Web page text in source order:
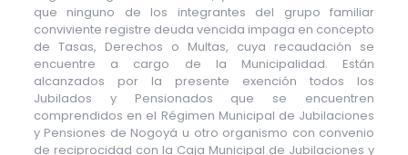
que ninguno de los integrantes del grupo familiar
conviviente registre deuda vencida impaga en concepto
de Tasas, Derechos o Multas, cuya recaudación se
encuentre a cargo de la Municipalidad. Están
alcanzados por la presente exención todos los
Jubilados y Pensionados que se encuentren
comprendidos en el Régimen Municipal de Jubilaciones
y Pensiones de Nogoyá u otro organismo con convenio
de reciprocidad con la Caja Municipal de Jubilaciones y